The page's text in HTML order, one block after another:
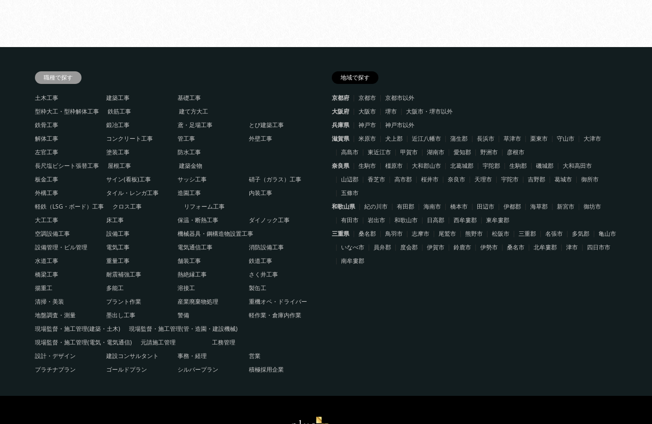
職種で探す
土木工事 建築工事
基礎工事
型枠大工・型枠解体工事
鉄筋工事
建て方大工
鉄骨工事
鍛冶工事 鳶・足場工事
とび建築工事
解体工事
コンクリート工事 管工事
外壁工事
左官工事
塗装工事
防水工事
長尺塩ビシート張替工事
屋根工事
建築金物
板金工事
サイン(看板)工事 サッシ工事
硝子（ガラス）工事
外構工事
タイル・レンガ工事 造園工事
内装工事
軽鉄（LSG・ボード）工事
クロス工事
リフォーム工事
大工工事
床工事 保温・断熱工事
ダイノック工事
空調設備工事
設備工事
機械器具・鋼構造物設置工事
設備管理・ビル管理
電気工事 電気通信工事
消防設備工事
水道工事
重量工事 舗装工事
鉄道工事
橋梁工事
耐震補強工事 熱絶縁工事
さく井工事
揚重工
多能工 溶接工
製缶工
清掃・美装
プラント作業 産業廃棄物処理
重機オペ・ドライバー
地盤調査・測量
墨出し工事 警備
軽作業・倉庫内作業
現場監督・施工管理(建築・土木)
現場監督・施工管理(管・造園・建設機械)
現場監督・施工管理(電気・電気通信)
元請施工管理
工務管理
設計・デザイン
建設コンサルタント 事務・経理
営業
プラチナプラン
ゴールドプラン シルバープラン 積極採用企業
地域で探す
京都府 京都市
京都市以外
大阪府
大阪市 堺市
大阪市・堺市以外
兵庫県
神戸市
神戸市以外
滋賀県
米原市 犬上郡 近江八幡市 蒲生郡 長浜市 草津市 栗東市 守山市
大津市
高島市
東近江市 甲賀市 湖南市 愛知郡 野洲市
彦根市
奈良県
生駒市 橿原市 大和郡山市 北葛城郡 宇陀郡 生駒郡 磯城郡
大和高田市
山辺郡
香芝市 高市郡 桜井市 奈良市 天理市 宇陀市 吉野郡 葛城市
御所市
五條市
和歌山県
紀の川市 有田郡 海南市 橋本市 田辺市 伊都郡 海草郡 新宮市
御坊市
有田市
岩出市 和歌山市 日高郡 西牟婁郡
東牟婁郡
三重県
桑名郡 鳥羽市 志摩市 尾鷲市 熊野市 松阪市 三重郡 名張市 多気郡
亀山市
いなべ市
員弁郡 度会郡 伊賀市 鈴鹿市 伊勢市 桑名市 北牟婁郡 津市
四日市市
南牟婁郡